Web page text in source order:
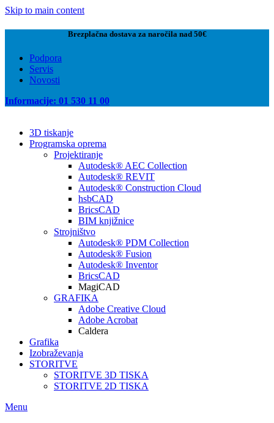
Skip to main content
Brezplačna dostava za naročila nad 50€
Podpora
Servis
Novosti
Informacije: 01 530 11 00
3D tiskanje
Programska oprema
Projektiranje
Autodesk® AEC Collection
Autodesk® REVIT
Autodesk® Construction Cloud
hsbCAD
BricsCAD
BIM knjižnice
Strojništvo
Autodesk® PDM Collection
Autodesk® Fusion
Autodesk® Inventor
BricsCAD
MagiCAD
GRAFIKA
Adobe Creative Cloud
Adobe Acrobat
Caldera
Grafika
Izobraževanja
STORITVE
STORITVE 3D TISKA
STORITVE 2D TISKA
Menu